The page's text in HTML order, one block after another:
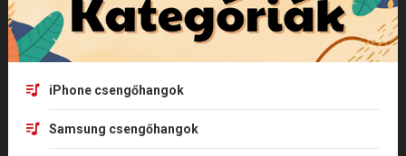
iPhone csengőhangok
Samsung csengőhangok